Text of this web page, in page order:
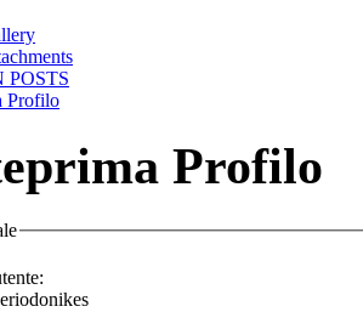
POSTS
Profilo
Profilo